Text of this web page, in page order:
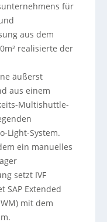
für
aus dem
realisierte der
äußerst
aus einem
Multishuttle-
Light-System.
ein manuelles
setzt IVF
SAP Extended
mit dem